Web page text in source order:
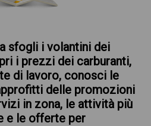
sfogli i volantini dei
i prezzi dei carburanti,
di lavoro, conosci le
delle promozioni
in zona, le attività più
e le offerte per